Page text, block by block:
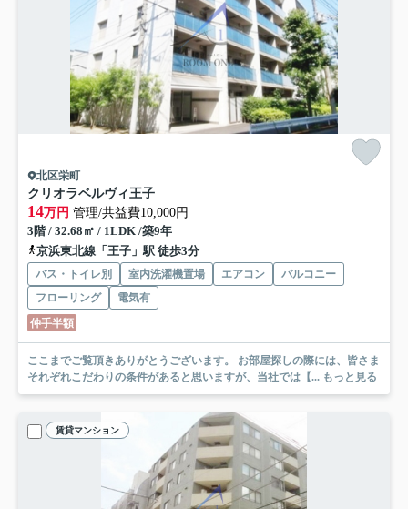
北区栄町
クリオラベルヴィ王子
14万円 管理/共益費10,000円
3階 / 32.68㎡ / 1LDK /築9年
京浜東北線「王子」駅 徒歩3分
バス・トイレ別 室内洗濯機置場 エアコン
バルコニー
フローリング
電気有
仲手半額
ここまでご覧頂きありがとうございます。 お部屋探しの際には、皆さま
それぞれこだわりの条件があると思いますが、当社では【... もっと見る
賃貸マンション